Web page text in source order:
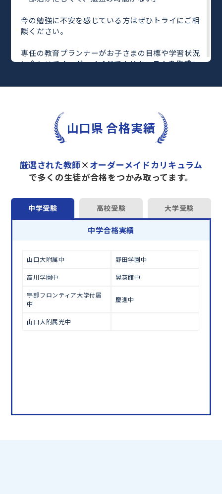
今の勉強に不安を感じている方はぜひトライにご相
談ください。
専任の教育プランナーがお子さまの目標や学習状況
に合わせてオーダーメイドでカリキュラムを作成し
完全マンツーマンで自分に合った教師がわかるまで
さらに、単元別の学習の理解度がわかる「AI学習診
や授業内容や授業以外の勉強をナビゲートする
「DAILY TRY」
など、豊富な学習コンテンツが
トライで一緒に“自己最高得点”を目指しません
か？
オンラインでの学習面談も承っております。
学習相談のお申し込みはこちら
山口県 合格実績
厳選された教師× オーダーメイドカリキュラム
で多くの生徒が合格をつかみ取ってます。
中学受験 高校受験 大学受験
中学合格実績
山口大附属中 野田学園中
高川学園中 晃英館中
宇部フロンティア大学付属
中
慶進中
山口大附属光中